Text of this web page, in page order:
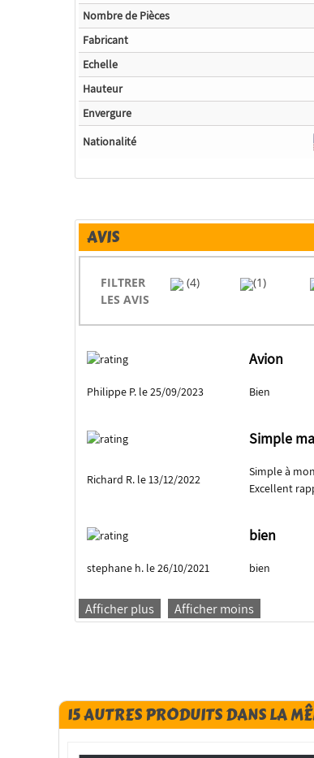
Nombre de Pièces
Fabricant
Echelle
Hauteur
Envergure
Nationalité
AVIS
FILTRER
LES AVIS
(4) (1)
Avion
Philippe P. le 25/09/2023 Bien
Simple
Richard R. le 13/12/2022
Simple à
Excellent
bien
stephane h. le 26/10/2021 bien
Afficher plus Afficher moins
15 AUTRES PRODUITS DANS LA